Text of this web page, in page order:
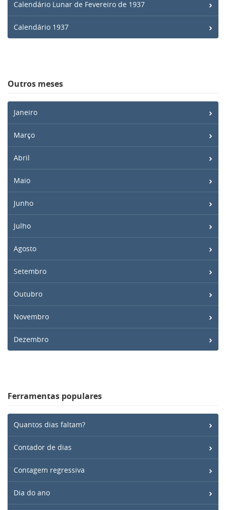
Calendário Lunar de Fevereiro de 1937
Calendário 1937
Outros meses
Janeiro
Março
Abril
Maio
Junho
Julho
Agosto
Setembro
Outubro
Novembro
Dezembro
Ferramentas populares
Quantos dias faltam?
Contador de dias
Contagem regressiva
Dia do ano